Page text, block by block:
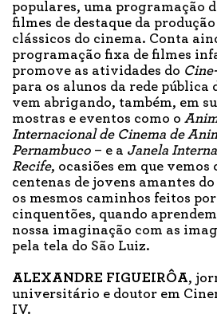
populares, uma programação
filmes de destaque da
clássicos do cinema. Conta
programação fixa de filmes
promove as atividades do
para os alunos da rede pública
vem abrigando, também, em
mostras e eventos como o
Internacional de Cinema de
Pernambuco – e a Janela
Recife, ocasiões em que vemos
centenas de jovens amantes
os mesmos caminhos feitos
cinquentões, quando
nossa imaginação com as
pela tela do São Luiz.
ALEXANDRE FIGUEIRÔA,
universitário e doutor em
IV.